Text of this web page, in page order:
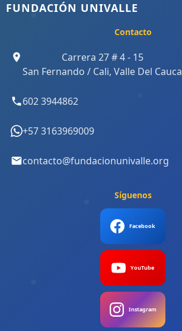
FUNDACIÓN UNIVALLE
Contacto
Carrera 27 # 4 - 15
San Fernando / Cali, Valle Del Cauca
602 3944862
+57 3163969009
contacto@fundacionunivalle.org
Síguenos
Facebook
YouTube
Instagram